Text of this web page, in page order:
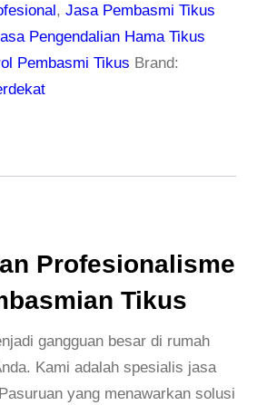
,Jasa Pembasmi Tikus
Pengendalian Hama Tikus
Pembasmi Tikus Brand:
Profesionalisme
Tikus
gangguan besar di rumah
Kami adalah spesialis jasa
yang menawarkan solusi